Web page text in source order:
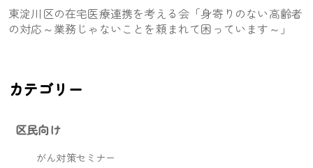
東淀川区の在宅医療連携を考える会「身寄りのない高齢者
の対応～業務じゃないことを頼まれて困っています～」
カテゴリー
区民向け
がん対策セミナー